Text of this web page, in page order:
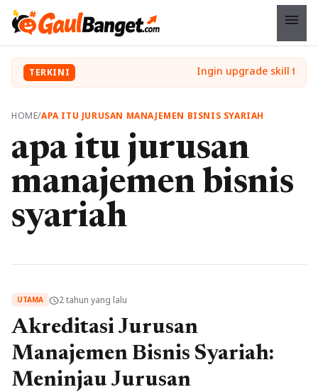
menu
TERKINI
HOME/APA ITU JURUSAN MANAJEMEN BISNIS SYARIAH
apa itu jurusan
manajemen bisnis
syariah
UTAMA schedule2 tahun yang lalu
Akreditasi Jurusan
Manajemen Bisnis Syariah:
Meninjau Jurusan